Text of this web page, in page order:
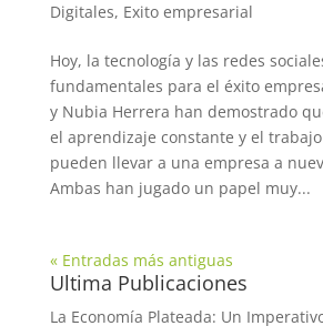
Digitales, Exito empresarial
Hoy, la tecnología y las redes
fundamentales para el éxito
y Nubia Herrera han demostrado
el aprendizaje constante y el
pueden llevar a una empresa a
Ambas han jugado un papel muy...
« Entradas más antiguas
Ultima Publicaciones
La Economía Plateada: Un